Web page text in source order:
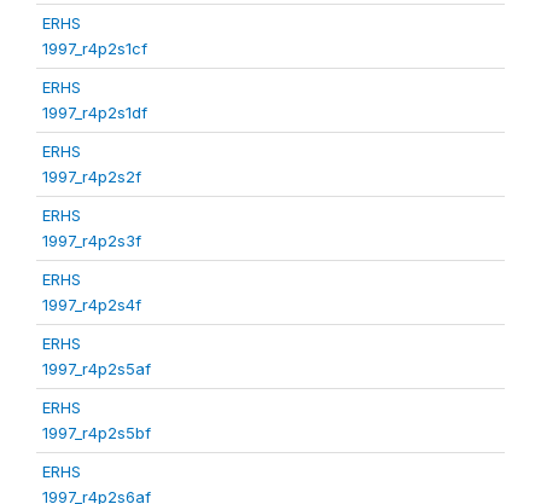
ERHS
1997_r4p2s1cf
ERHS
1997_r4p2s1df
ERHS
1997_r4p2s2f
ERHS
1997_r4p2s3f
ERHS
1997_r4p2s4f
ERHS
1997_r4p2s5af
ERHS
1997_r4p2s5bf
ERHS
1997_r4p2s6af